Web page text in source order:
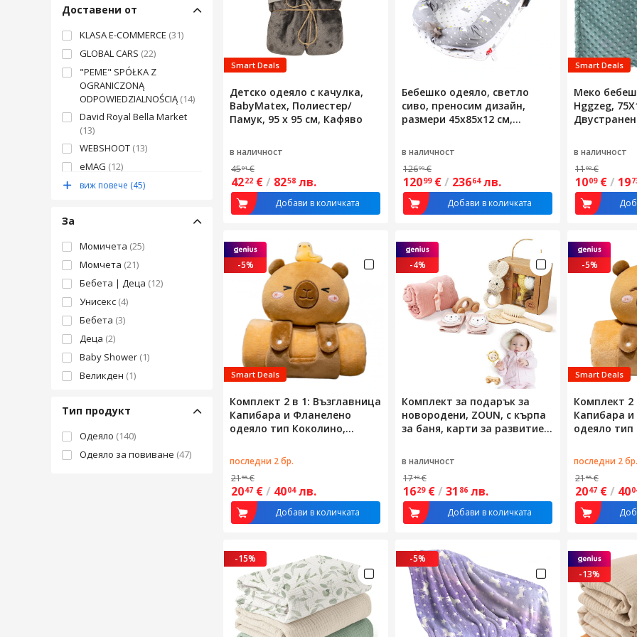
FILIBABBA (1)
Javoli (1)
Jojoy(1)
MKIYHODDIY(1)
MilaBaby(1)
Motherhood(1)
My Sweet Baby
SINBINTA(1)
Tommy Lise
Visunso(1)
ZOUN(1)
OEM(78)
Доставени от
KLASA E-COMMERCE (31)
GLOBAL CARS (22)
"PEME" SPÓŁKA Z
OGRANICZONĄ
ODPOWIEDZIALNOŚCIĄ (14)
David Royal Bella Market
(13)
WEBSHOOT (13)
eMAG (12)
ANDRZEJ JANKOWSKI
SZKOLENIOWE SPółDZIELNI I
WSP(10)
Extrastore(9)
виж повече (45)
За
Момичета (25)
Момчета (21)
Бебета | Деца (12)
Унисекс (4)
Бебета (3)
Деца (2)
Baby Shower (1)
Великден (1)
Интериор(1)
Подарък (1)
коледен подарък
Тип продукт
Одеяло (140)
Одеяло за повиване (47)
Smart Deals
Детско одеяло с качулка,
BabyMatex, Полиестер/
Памук, 95 x 95 см, Кафяво
в наличност
4501 €
4222 €/ 8258 лв.
Добави в количката
Бебешко одеяло, светло
сиво, преносим дизайн,
размери 45x85x12 см,
в наличност
12699 €
12099 €/ 23664 лв.
Добави в количката
Smart Deals
Меко
Hggzeg,
Може да се
Подходящо
до малки
Синьо/
в наличност
1102 €
1009 €/ 19
-5%
Smart Deals
Комплект 2 в 1: Възглавница
Капибара и Фланелено
одеяло тип Коколино,
материал, Кафяв
последни 2 бр.
2155 €
2047 €/ 4004 лв.
Добави в количката
-4%
Комплект за подарък за
новородени, ZOUN, с кърпа
за баня, карти за развитие,
розов
в наличност
1710 €
1629 €/ 31 86 лв.
Добави в количката
-5%
Smart Deals
Комплект 2
Капибара
одеяло тип
последни 2 бр.
2155 €
2047 €/ 40
-15%
-5%
-13%